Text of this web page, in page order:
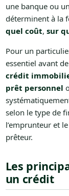
une banque ou
déterminent à la
quel coût, sur
Pour un
essentiel avant
crédit
prêt personnel
selon le type de
l’emprunteur et
prêteur.
Les
un crédit